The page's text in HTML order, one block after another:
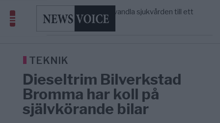
5/8
S och KD vill omvandla sjukvården till ett
geografiskt apartheidsystem
AFRIKA
Massiv anstormning till Ceuta – Misstankar
America” – Finally
TEKNIK
Dieseltrim Bilverkstad
Bromma har koll på
självkörande bilar